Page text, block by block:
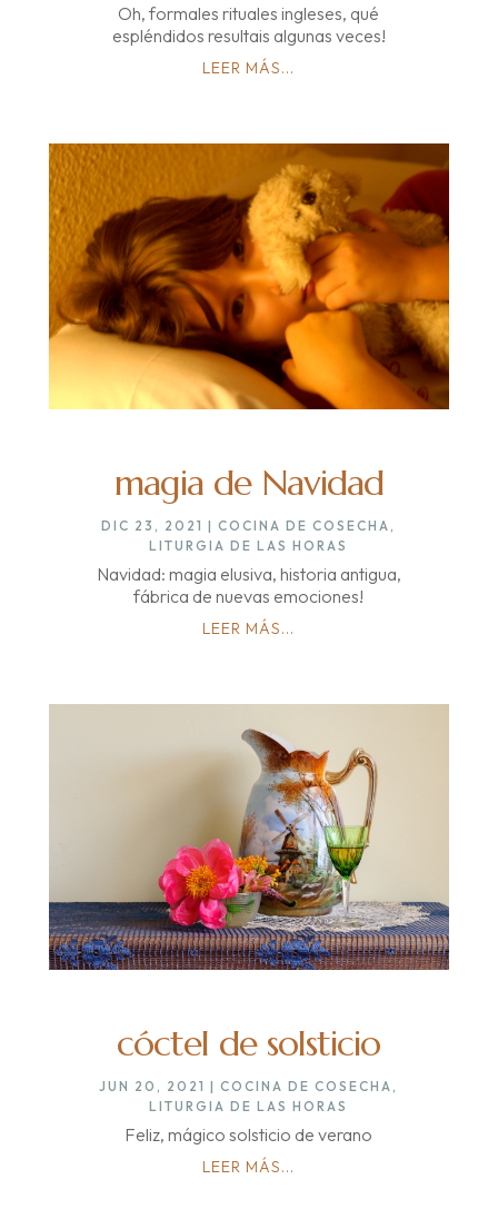
Oh, formales rituales ingleses, qué
espléndidos resultais algunas veces!
LEER MÁS...
magia de Navidad
DIC 23, 2021 |COCINA DE COSECHA ,
LITURGIA DE LAS HORAS
Navidad: magia elusiva, historia antigua,
fábrica de nuevas emociones!
LEER MÁS...
cóctel de solsticio
JUN 20, 2021 |COCINA DE COSECHA ,
LITURGIA DE LAS HORAS
Feliz, mágico solsticio de verano
LEER MÁS...